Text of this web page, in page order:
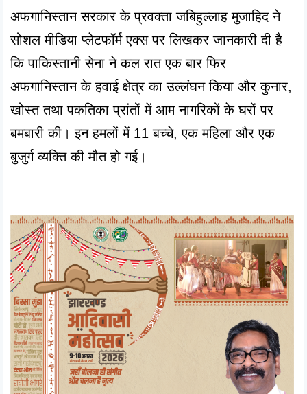
अफगानिस्तान सरकार के प्रवक्ता जबिहुल्लाह मुजाहिद ने
सोशल मीडिया प्लेटफॉर्म एक्स पर लिखकर जानकारी दी है
कि पाकिस्तानी सेना ने कल रात एक बार फिर
अफगानिस्तान के हवाई क्षेत्र का उल्लंघन किया और कुनार,
खोस्त तथा पकतिका प्रांतों में आम नागरिकों के घरों पर
बमबारी की। इन हमलों में 11 बच्चे, एक महिला और एक
बुजुर्ग व्यक्ति की मौत हो गई।